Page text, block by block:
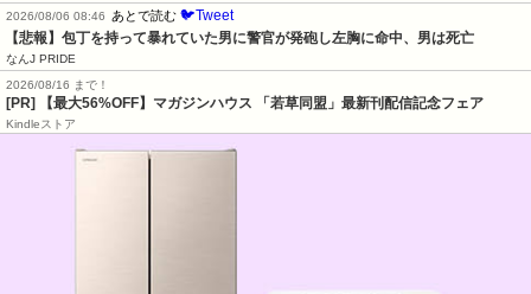
2026/08/06 08:46
あとで読む 🐦Tweet
【悲報】包丁を持って暴れていた男に警官が発砲し左胸に命中、男は死亡
なんJ PRIDE
2026/08/16 まで！
[PR] 【最大56%OFF】マガジンハウス 「若草同盟」最新刊配信記念フェア
Kindleストア